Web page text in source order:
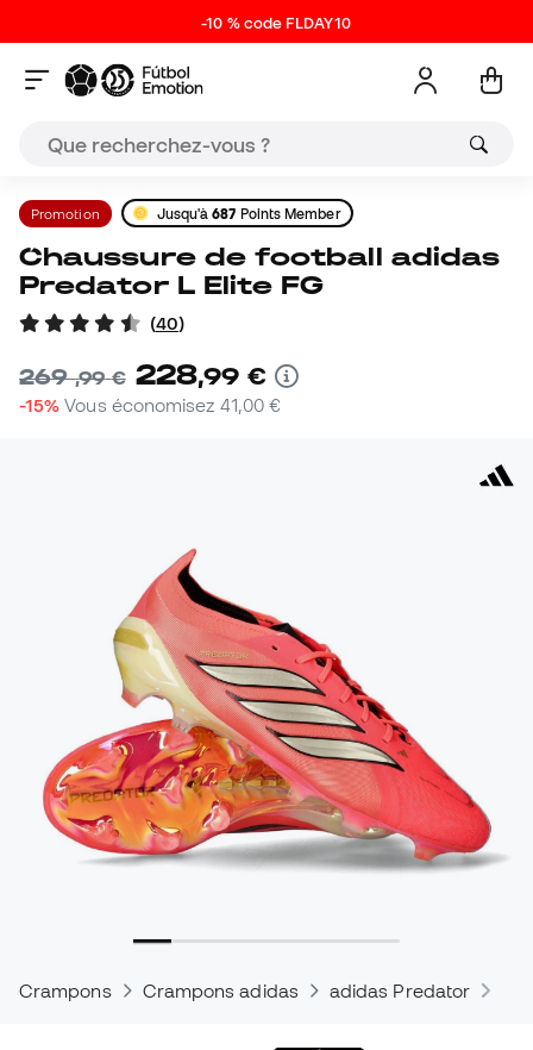
-10 % code FLDAY10
Promotion Jusqu'à687 Points Member
Chaussure de football adidas
Predator L Elite FG
(40)
269,99 € 228,99 €
-15% Vous économisez 41,00 €
Crampons Crampons adidas adidas Predator